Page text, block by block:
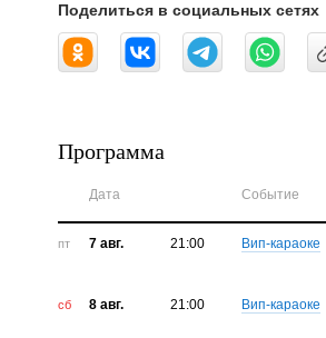
Поделиться в социальных сетях
Программа
Дата Событие
пт 7 авг. 21:00 Вип-караоке
сб 8 авг. 21:00 Вип-караоке